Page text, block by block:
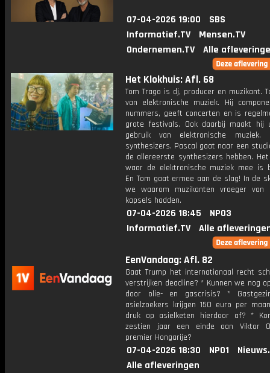
07-04-2026 19:00
SBS
Informatief.TV
Mensen.TV
Ondernemen.TV
Alle
Het Klokhuis: Afl. 68
Tom Trago is dj, producer en muzikant.
van elektronische muziek. Hij
nummers, geeft concerten en is
grote festivals. Ook daarbij maakt hij
gebruik van elektronische muziek.
synthesizers. Pascal gaat naar een
de allereerste synthesizers hebben.
waar de elektronische muziek mee is
En Tom gaat ermee aan de slag! In de
we waarom muzikanten vroeger van
kapsels hadden.
07-04-2026 18:45
NPO3
Informatief.TV
Alle
EenVandaag: Afl. 82
Gaat Trump het internationaal recht
verstrijken deadline? * Kunnen we nog
door olie- en gascrisis? *
asielzoekers krijgen 150 euro per
druk op asielketen hierdoor af? *
zestien jaar een einde aan Viktor
premier Hongarije?
07-04-2026 18:30 NPO1
Alle afleveringen